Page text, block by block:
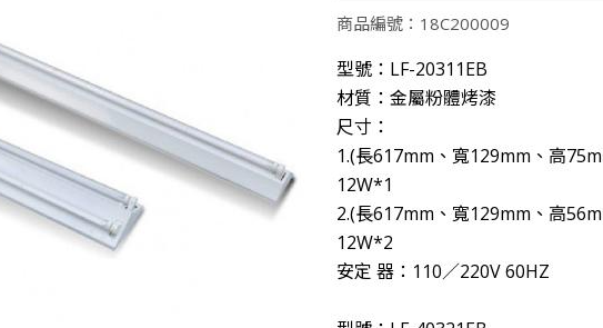
大學運動場及校區燈光設計，元照得標了！
光明T全能檯燈預計六月份上線
份有限公司張麗蝶董事長出席參與SDGs產業鍊
會員後台
實現公益SDGs的企業價值，10/23週日下午1點三立台灣亮起來，
198集 心視界】 ✅本集邀請到的來賓是
有限公司2018年8月31日取得歐洲RoHs標準R36361認證
明亮小窩的最佳關鍵!T1照明科技不僅照亮家園，更照顧您的雙眼!
商品編號：18C200009
型號：LF-20311EB
材質：金屬粉體烤漆
尺寸：
1.(長617mm、寬129mm、高
12W*1
2.(長617mm、寬129mm、高
12W*2
安定 器：110／220V 60HZ